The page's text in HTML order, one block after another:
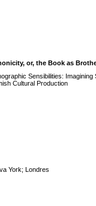
or, the Book as
Sensibilities:
Cultural Production
York; Londres